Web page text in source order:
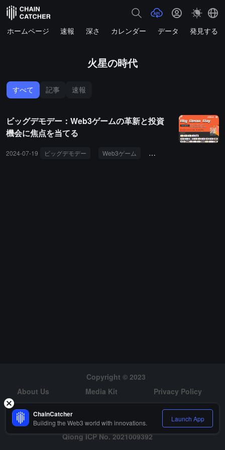
ホームページ 速報 深さ カレンダー データ 発見する
火星の時代
すべて 記事 速報
ビッグデモデー：Web3ゲームの革新と投資
機会に焦点を当てる
2024-07-19 ビッグデモデー Web3ゲーム ICCキャンプ
Copyright © 2023
About Us
Media Kit
Privacy Policy
Risk Warning
Hiring
Qiong ICP No. 2021009392
ChainCatcher
Building the Web3 world with innovations. Launch App